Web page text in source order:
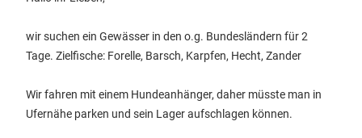
wir suchen ein Gewässer in den o.g. Bundesländern für 2
Tage. Zielfische: Forelle, Barsch, Karpfen, Hecht, Zander
Wir fahren mit einem Hundeanhänger, daher müsste man in
Ufernähe parken und sein Lager aufschlagen können.